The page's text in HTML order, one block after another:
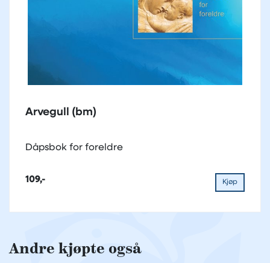
Arvegull (bm)
Dåpsbok for foreldre
109,- Kjøp
Andre kjøpte også